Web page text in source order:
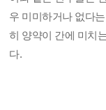
우 미미하거나 없다
히 양약이 간에 미치
다.